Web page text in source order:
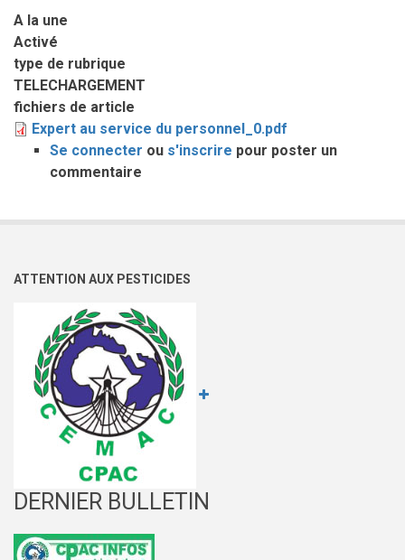
A la une
Activé
type de rubrique
TELECHARGEMENT
fichiers de article
Expert au service du personnel_0.pdf
Se connecter ou s'inscrire pour poster un
commentaire
ATTENTION AUX PESTICIDES
DERNIER BULLETIN